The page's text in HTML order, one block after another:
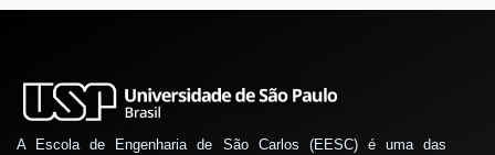
A Escola de Engenharia de São Carlos (EESC) é uma das